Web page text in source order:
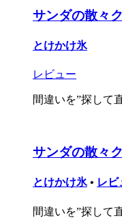
サンダの散々
とけかけ氷
レビュー
間違いを”探して
サンダの散々
とけかけ氷 • レビ
間違いを”探して